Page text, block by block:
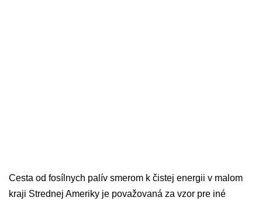
Cesta od fosílnych palív smerom k čistej energii v malom
kraji Strednej Ameriky je považovaná za vzor pre iné